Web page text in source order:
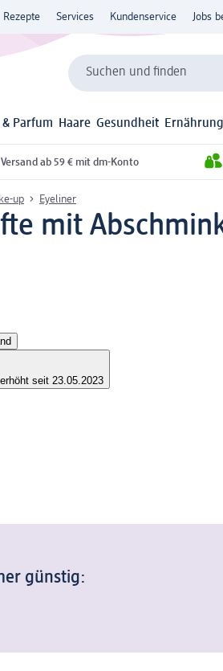
Rezepte Services Kundenservice Jobs
Suchen und finden
Parfum Haare Gesundheit Ernährung
ab 59 € mit dm-Konto
up Eyeliner
mit
seit 23.05.2023
günstig: